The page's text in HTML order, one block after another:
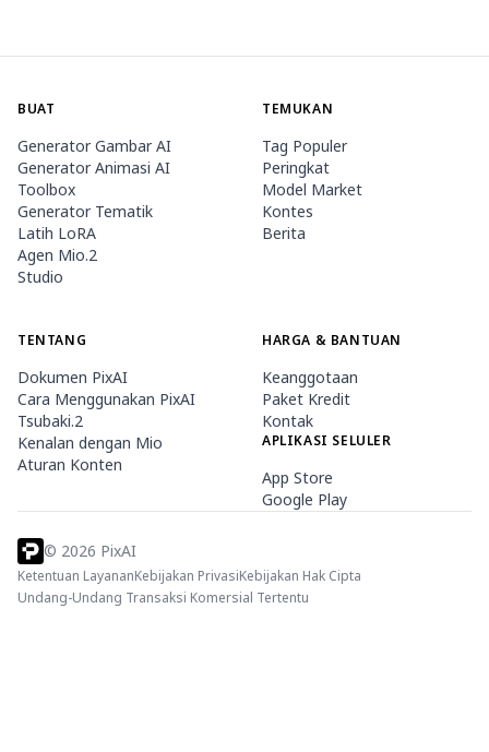
BUAT
Generator Gambar AI
Generator Animasi AI
Toolbox
Generator Tematik
Latih LoRA
Agen Mio.2
Studio
TEMUKAN
Tag Populer
Peringkat
Model Market
Kontes
Berita
TENTANG
Dokumen PixAI
Cara Menggunakan PixAI
Tsubaki.2
Kenalan dengan Mio
Aturan Konten
HARGA & BANTUAN
Keanggotaan
Paket Kredit
Kontak
APLIKASI SELULER
App Store
Google Play
© 2026 PixAI
Ketentuan LayananKebijakan PrivasiKebijakan Hak Cipta
Undang-Undang Transaksi Komersial Tertentu